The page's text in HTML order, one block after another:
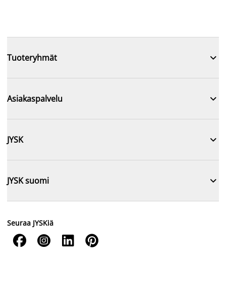
Tuoteryhmät 
Asiakaspalvelu 
JYSK 
JYSK suomi 
Seuraa JYSKiä
   